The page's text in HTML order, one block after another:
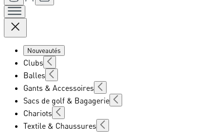
Nouveautés
Clubs
Balles
Gants & Accessoires
Sacs de golf & Bagagerie
Chariots
Textile & Chaussures